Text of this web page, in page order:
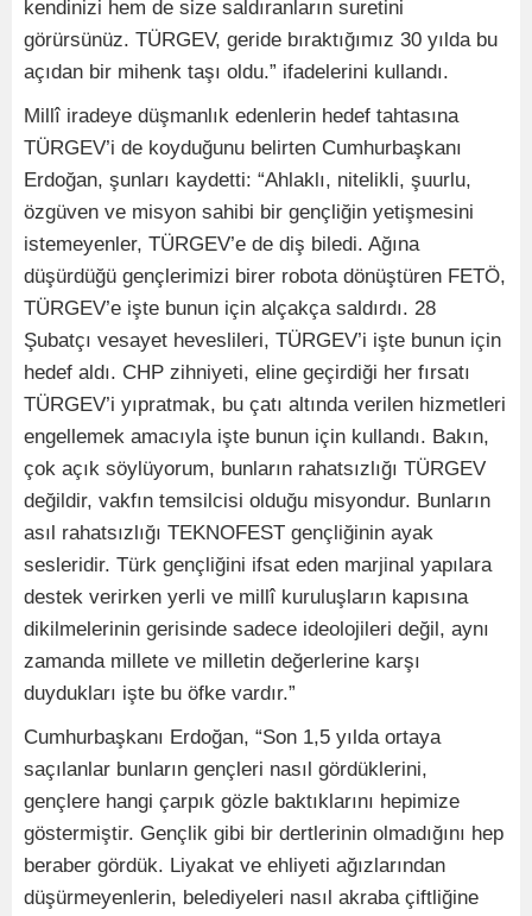
kendinizi hem de size saldıranların suretini
görürsünüz. TÜRGEV, geride bıraktığımız 30 yılda bu
açıdan bir mihenk taşı oldu.” ifadelerini kullandı.
Millî iradeye düşmanlık edenlerin hedef tahtasına
TÜRGEV’i de koyduğunu belirten Cumhurbaşkanı
Erdoğan, şunları kaydetti: “Ahlaklı, nitelikli, şuurlu,
özgüven ve misyon sahibi bir gençliğin yetişmesini
istemeyenler, TÜRGEV’e de diş biledi. Ağına
düşürdüğü gençlerimizi birer robota dönüştüren FETÖ,
TÜRGEV’e işte bunun için alçakça saldırdı. 28
Şubatçı vesayet heveslileri, TÜRGEV’i işte bunun için
hedef aldı. CHP zihniyeti, eline geçirdiği her fırsatı
TÜRGEV’i yıpratmak, bu çatı altında verilen hizmetleri
engellemek amacıyla işte bunun için kullandı. Bakın,
çok açık söylüyorum, bunların rahatsızlığı TÜRGEV
değildir, vakfın temsilcisi olduğu misyondur. Bunların
asıl rahatsızlığı TEKNOFEST gençliğinin ayak
sesleridir. Türk gençliğini ifsat eden marjinal yapılara
destek verirken yerli ve millî kuruluşların kapısına
dikilmelerinin gerisinde sadece ideolojileri değil, aynı
zamanda millete ve milletin değerlerine karşı
duydukları işte bu öfke vardır.”
Cumhurbaşkanı Erdoğan, “Son 1,5 yılda ortaya
saçılanlar bunların gençleri nasıl gördüklerini,
gençlere hangi çarpık gözle baktıklarını hepimize
göstermiştir. Gençlik gibi bir dertlerinin olmadığını hep
beraber gördük. Liyakat ve ehliyeti ağızlarından
düşürmeyenlerin, belediyeleri nasıl akraba çiftliğine